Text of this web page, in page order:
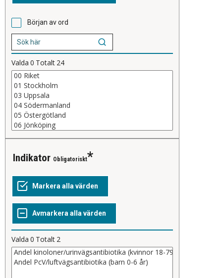
Början av ord
Valda 0 Totalt 24
Indikator Obligatoriskt
Valda 0 Totalt 2